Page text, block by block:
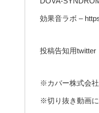
効果音ラボ –
投稿告知用twitter
※カバー株式会社
※切り抜き動画